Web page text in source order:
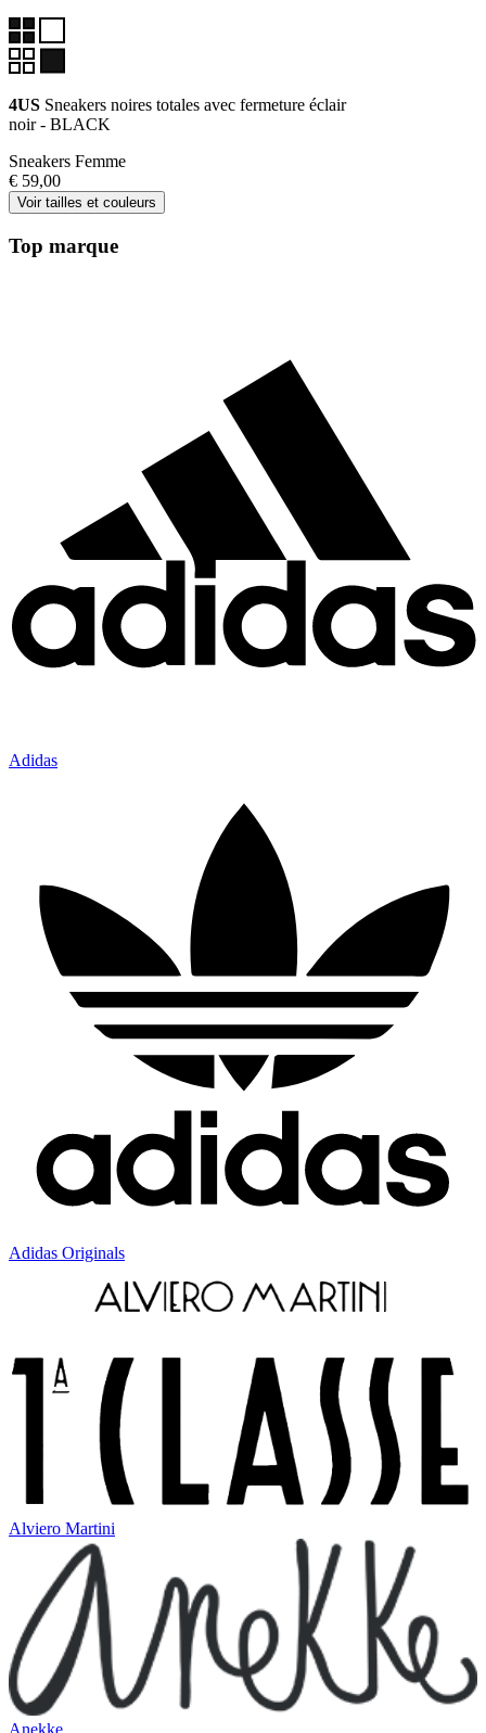
4US Sneakers noires totales avec fermeture éclair
noir - BLACK
Sneakers Femme
€ 59,00
Voir tailles et couleurs
Top marque
Adidas
Adidas Originals
Alviero Martini